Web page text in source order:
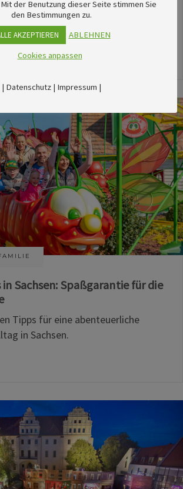
Veranstaltungen im August
Sachsen: Spaßgarantie für die
Tipps für eine abenteuerliche
in Sachsen.
der Benutzung dieser Seite stimmen Sie
den Bestimmungen zu.
AKZEPTIEREN
ABLEHNEN
Cookies anpassen
| Datenschutz| Impressum |